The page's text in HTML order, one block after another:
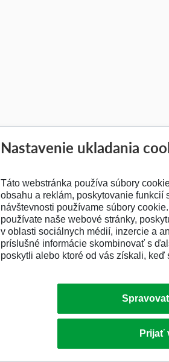
Nastavenie ukladania
Táto webstránka používa súbory
obsahu a reklám, poskytovanie funkcií
návštevnosti používame súbory
používate naše webové stránky,
v oblasti sociálnych médií, inzercie a
príslušné informácie skombinovať s
poskytli alebo ktoré od vás získali, keď
Prijať